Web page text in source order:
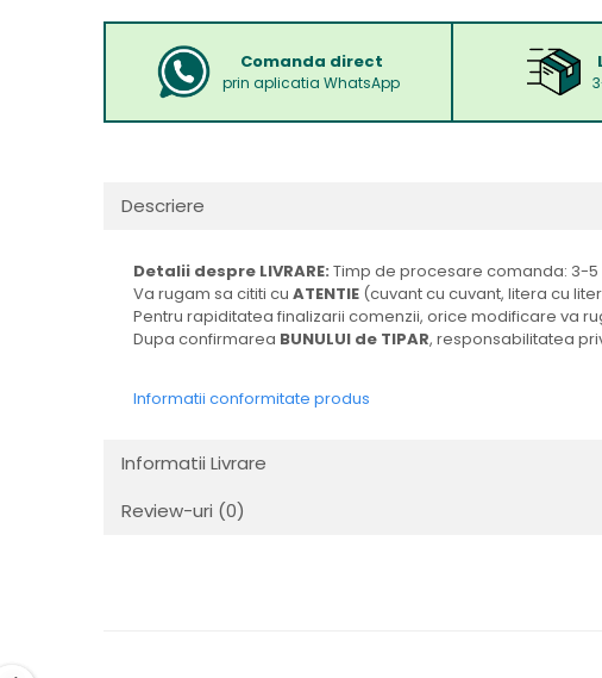
Comanda direct
prin aplicatia WhatsApp
Descriere
Detalii despre LIVRARE: Timp de procesare comanda: 3-
Va rugam sa cititi cu ATENTIE (cuvant cu cuvant, litera cu
Pentru rapiditatea finalizarii comenzii, orice modificare va
Dupa confirmarea BUNULUI de TIPAR, responsabilitatea
Informatii conformitate produs
Informatii Livrare
Review-uri (0)